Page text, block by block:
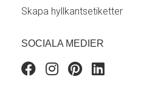
Skapa hyllkantsetiketter
SOCIALA MEDIER
FacebookInstagram
Pinterest